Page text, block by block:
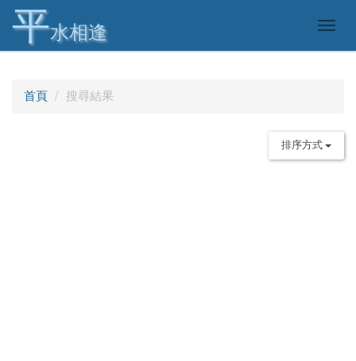
平水相逢
首頁 搜尋結果
排序方式